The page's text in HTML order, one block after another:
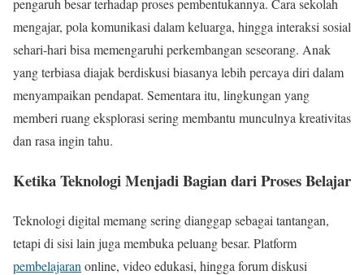
pengaruh besar terhadap proses pembentukannya. Cara sekolah
mengajar, pola komunikasi dalam keluarga, hingga interaksi sosial
sehari-hari bisa memengaruhi perkembangan seseorang. Anak
yang terbiasa diajak berdiskusi biasanya lebih percaya diri dalam
menyampaikan pendapat. Sementara itu, lingkungan yang
memberi ruang eksplorasi sering membantu munculnya kreativitas
dan rasa ingin tahu.
Ketika Teknologi Menjadi Bagian dari Proses Belajar
Teknologi digital memang sering dianggap sebagai tantangan,
tetapi di sisi lain juga membuka peluang besar. Platform
pembelajaran online, video edukasi, hingga forum diskusi